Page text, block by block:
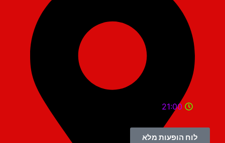
21:00
לוח הופעות מלא